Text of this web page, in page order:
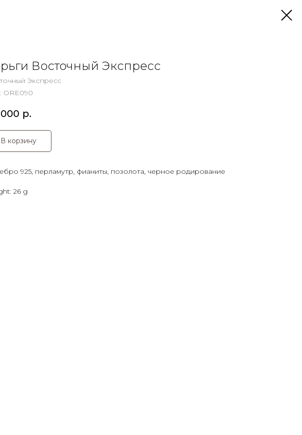
Восточный Экспресс
Экспресс
ORE090
р.
В корзину
925, перламутр, фианиты, позолота, черное родирование
26 g